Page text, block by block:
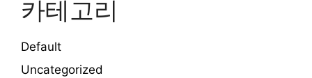
카테고리
Default
Uncategorized